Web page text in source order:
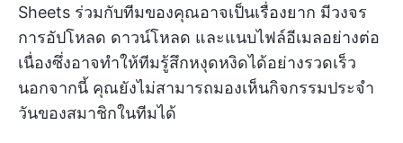
Sheets ร่วมกับทีมของคุณอาจเป็นเรื่องยาก มีวงจร
การอัปโหลด ดาวน์โหลด และแนบไฟล์อีเมลอย่างต่อ
เนื่องซึ่งอาจทำให้ทีมรู้สึกหงุดหงิดได้อย่างรวดเร็ว
นอกจากนี้ คุณยังไม่สามารถมองเห็นกิจกรรมประจำ
วันของสมาชิกในทีมได้